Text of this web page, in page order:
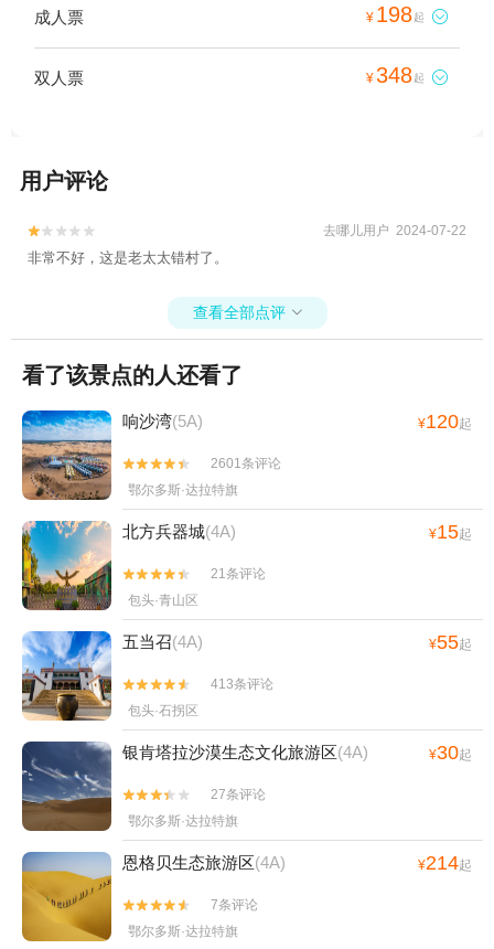
成人票 ¥ 198起 
双人票 ¥348起 
用户评论

 去哪儿用户 2024-07-22
非常不好，这是老太太错村了。
查看全部点评 
看了该景点的人还看了
响沙湾(5A) ¥120起


2601条评论
鄂尔多斯·达拉特旗
北方兵器城(4A) ¥15起


21条评论
包头·青山区
五当召(4A) ¥55起


413条评论
包头·石拐区
银肯塔拉沙漠生态文化旅游区(4A) ¥30起


27条评论
鄂尔多斯·达拉特旗
恩格贝生态旅游区(4A) ¥214起


7条评论
鄂尔多斯·达拉特旗